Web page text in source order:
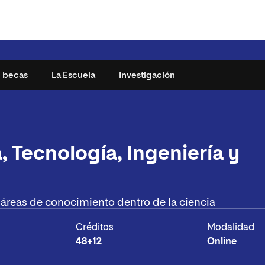
becas La Escuela
Metodología
Investigación
Tecnología, Ingeniería y
de conocimiento dentro de la ciencia
Créditos
48+12
Modalidad
Online